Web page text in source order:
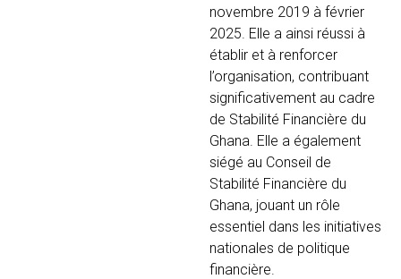
novembre 2019 à février
2025. Elle a ainsi réussi à
établir et à renforcer
l’organisation, contribuant
significativement au cadre
de Stabilité Financière du
Ghana. Elle a également
siégé au Conseil de
Stabilité Financière du
Ghana, jouant un rôle
essentiel dans les initiatives
nationales de politique
financière.